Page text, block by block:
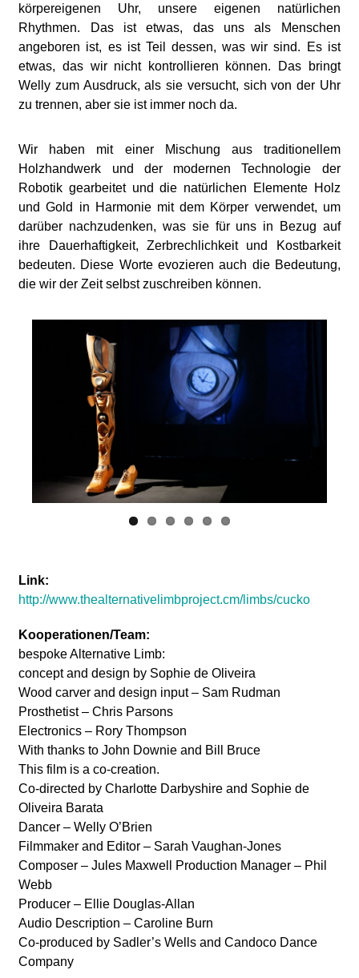
körpereigenen Uhr, unsere eigenen natürlichen
Rhythmen. Das ist etwas, das uns als Menschen
angeboren ist, es ist Teil dessen, was wir sind. Es ist
etwas, das wir nicht kontrollieren können. Das bringt
Welly zum Ausdruck, als sie versucht, sich von der Uhr
zu trennen, aber sie ist immer noch da.
Wir haben mit einer Mischung aus traditionellem
Holzhandwerk und der modernen Technologie der
Robotik gearbeitet und die natürlichen Elemente Holz
und Gold in Harmonie mit dem Körper verwendet, um
darüber nachzudenken, was sie für uns in Bezug auf
ihre Dauerhaftigkeit, Zerbrechlichkeit und Kostbarkeit
bedeuten. Diese Worte evozieren auch die Bedeutung,
die wir der Zeit selbst zuschreiben können.
Link:
http://www.thealternativelimbproject.cm/limbs/cucko
Kooperationen/Team:
bespoke Alternative Limb:
concept and design by Sophie de Oliveira
Wood carver and design input – Sam Rudman
Prosthetist – Chris Parsons
Electronics – Rory Thompson
With thanks to John Downie and Bill Bruce
This film is a co-creation.
Co-directed by Charlotte Darbyshire and Sophie de
Oliveira Barata
Dancer – Welly O’Brien
Filmmaker and Editor – Sarah Vaughan-Jones
Composer – Jules Maxwell Production Manager – Phil
Webb
Producer – Ellie Douglas-Allan
Audio Description – Caroline Burn
Co-produced by Sadler’s Wells and Candoco Dance
Company